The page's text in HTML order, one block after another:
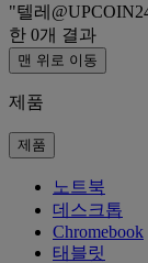
텔레
한 0개 결과
맨 위로 이동
제품
제품
노트북
데스크톱
Chromebook
태블릿